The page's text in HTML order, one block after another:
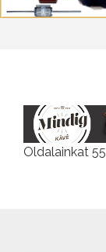
Oldalainkat